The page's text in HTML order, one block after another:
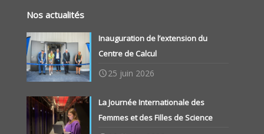
Nos actualités
Inauguration de l’extension du
Centre de Calcul
25 juin 2026
La Journée Internationale des
Femmes et des Filles de Science